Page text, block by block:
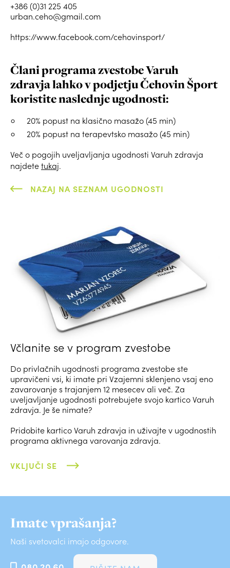
+386 (0)31 225 405
urban.ceho@gmail.com
https://www.facebook.com/cehovinsport/
Člani programa zvestobe Varuh
zdravja lahkov podjetju Čehovin Šport
koristite naslednje ugodnosti:
20% popust na klasično masažo (45 min)
20% popust na terapevtsko masažo (45 min)
Več o pogojih uveljavljanja ugodnosti Varuh zdravja
najdetetukaj.
NAZAJ NA SEZNAM UGODNOSTI
Včlanite se v program zvestobe
Do privlačnih ugodnosti programa zvestobe ste
upravičeni vsi, ki imate pri Vzajemni sklenjeno vsaj eno
zavarovanje s trajanjem 12 mesecev ali več. Za
uveljavljanje ugodnosti potrebujete svojo kartico Varuh
zdravja. Je še nimate?
Pridobite kartico Varuh zdravja in uživajte v ugodnostih
programa aktivnega varovanja zdravja.
VKLJUČI SE
Imate vprašanja?
Naši svetovalci imajo odgovore.